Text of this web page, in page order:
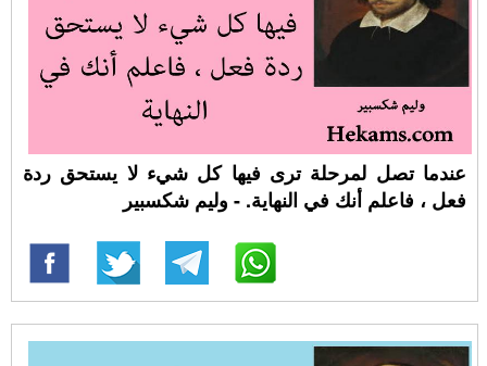
عندما تصل لمرحلة ترى فيها كل شيء لا يستحق ردة
فعل ، فاعلم أنك في النهاية. - وليم شكسبير